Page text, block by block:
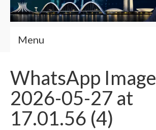
Menu
Fernando Fidelis
Café com Fidelis
WhatsApp Image
2026-05-27 at
17.01.56 (4)